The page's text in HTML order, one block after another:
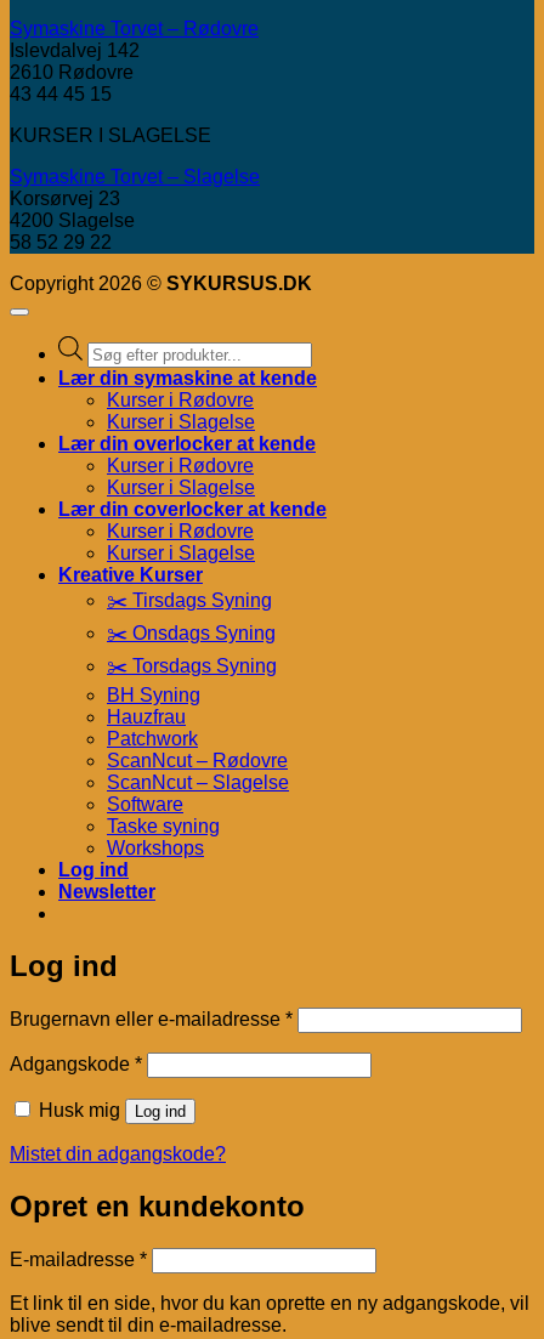
Symaskine Torvet – Rødovre
Islevdalvej 142
2610 Rødovre
43 44 45 15
KURSER I SLAGELSE
Symaskine Torvet – Slagelse
Korsørvej 23
4200 Slagelse
58 52 29 22
Copyright 2026 © SYKURSUS.DK
Products
search
Lær din symaskine at kende
Kurser i Rødovre
Kurser i Slagelse
Lær din overlocker at kende
Kurser i Rødovre
Kurser i Slagelse
Lær din coverlocker at kende
Kurser i Rødovre
Kurser i Slagelse
Kreative Kurser
✂️ Tirsdags Syning
✂️ Onsdags Syning
✂️ Torsdags Syning
BH Syning
Hauzfrau
Patchwork
ScanNcut – Rødovre
ScanNcut – Slagelse
Software
Taske syning
Workshops
Log ind
Newsletter
Log ind
Brugernavn eller e-mailadresse *Påkrævet
Adgangskode *Påkrævet
Husk mig Log ind
Mistet din adgangskode?
Opret en kundekonto
E-mailadresse *Påkrævet
Et link til en side, hvor du kan oprette en ny adgangskode, vil
blive sendt til din e-mailadresse.